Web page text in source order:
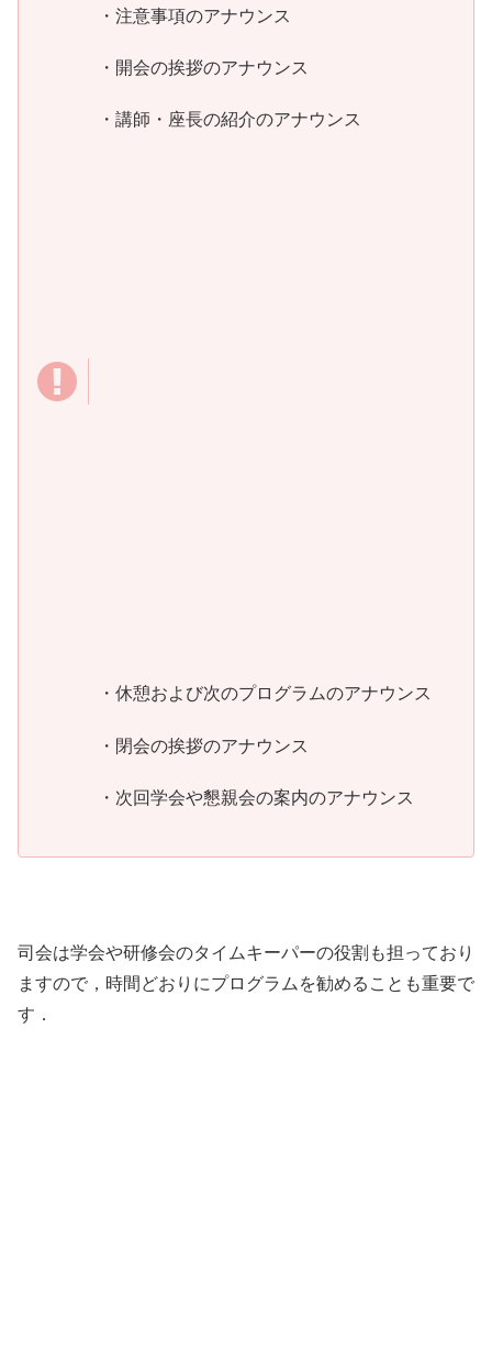
・注意事項のアナウンス
・開会の挨拶のアナウンス
・講師・座長の紹介のアナウンス
・休憩および次のプログラムのアナウンス
・閉会の挨拶のアナウンス
・次回学会や懇親会の案内のアナウンス
司会は学会や研修会のタイムキーパーの役割も担っており
ますので，時間どおりにプログラムを勧めることも重要で
す．